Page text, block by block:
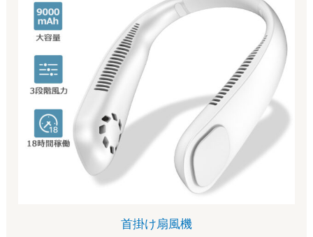
首掛け扇風機